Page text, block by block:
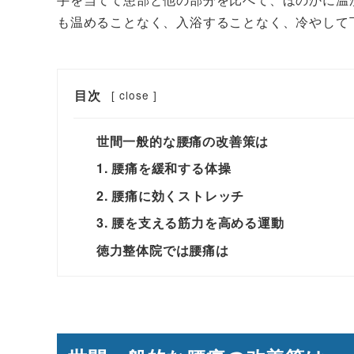
も温めることなく、入浴することなく、冷やして
目次 [ close ]
世間一般的な腰痛の改善策は
1. 腰痛を緩和する体操
2. 腰痛に効くストレッチ
3. 腰を支える筋力を高める運動
徳力整体院では腰痛は